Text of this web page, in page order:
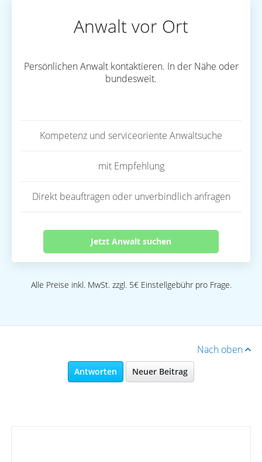
Anwalt vor Ort
Persönlichen Anwalt kontaktieren. In der Nähe oder
bundesweit.
Kompetenz und serviceoriente Anwaltsuche
mit Empfehlung
Direkt beauftragen oder unverbindlich anfragen
Jetzt Anwalt suchen
Alle Preise inkl. MwSt. zzgl. 5€ Einstellgebühr pro Frage.
Nach oben
Antworten Neuer Beitrag